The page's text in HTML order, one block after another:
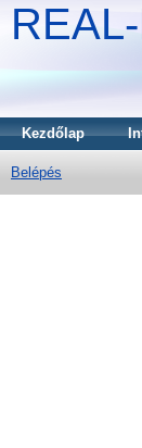
Kezdőlap
Belépés